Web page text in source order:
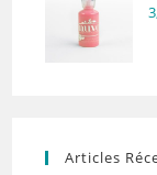
Articles